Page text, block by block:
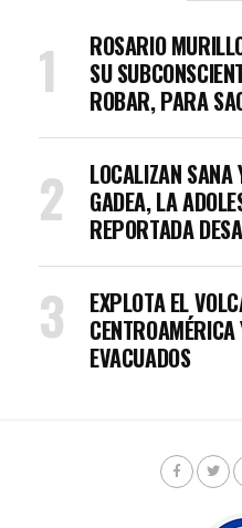
ROSARIO
SU
ROBAR, PARA
LOCALIZAN SANA
GADEA, LA
REPORTADA
EXPLOTA EL
CENTROAMÉRICA
EVACUADOS